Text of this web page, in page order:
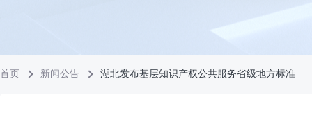
首页 新闻公告 湖北发布基层知识产权公共服务省级地方标准